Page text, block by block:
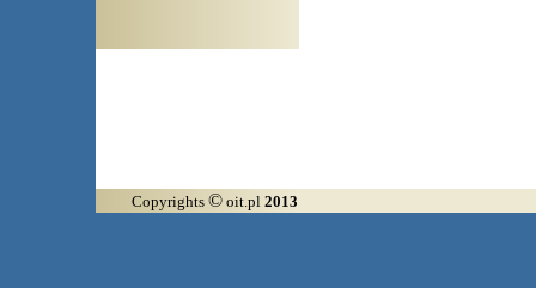
Copyrights © oit.pl 2013